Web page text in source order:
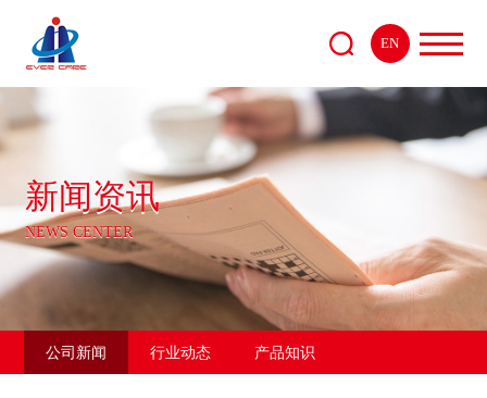
EN
新闻资讯
NEWS CENTER
公司新闻 行业动态 产品知识